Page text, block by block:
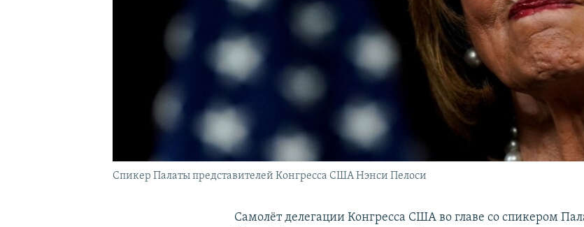
Спикер Палаты представителей Конгресса США Нэнси Пелоси
Самолёт делегации Конгресса США во главе со спикером